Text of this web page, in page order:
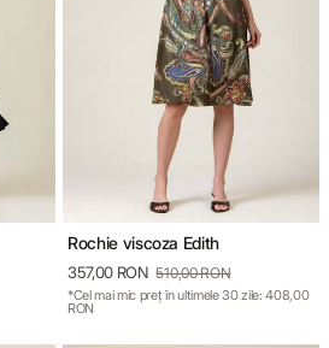
Rochie viscoza Edith
357,00 RON 510,00 RON
*Cel mai mic preț în ultimele 30 zile: 408,00
RON